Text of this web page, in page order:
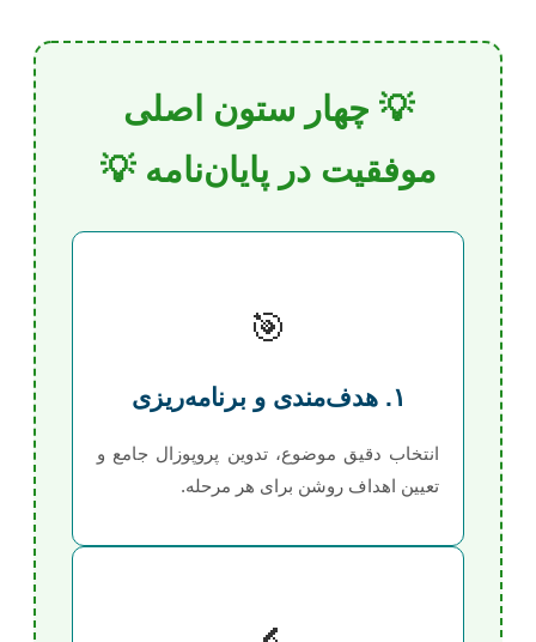
💡 چهار ستون اصلی
موفقیت در پایان‌نامه 💡
🎯
۱. هدف‌مندی و برنامه‌ریزی
انتخاب دقیق موضوع، تدوین پروپوزال جامع و
تعیین اهداف روشن برای هر مرحله.